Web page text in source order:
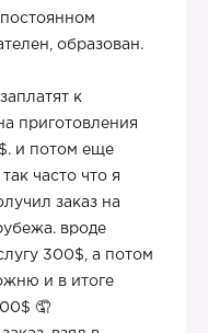
образован.
к
приготовления
и потом еще
часто что я
заказ на
вроде
300$, а потом
и в итоге
🤦